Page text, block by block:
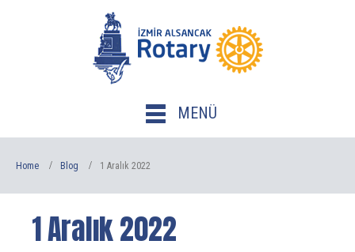
MENÜ
Home Blog 1 Aralık 2022
1 Aralık 2022